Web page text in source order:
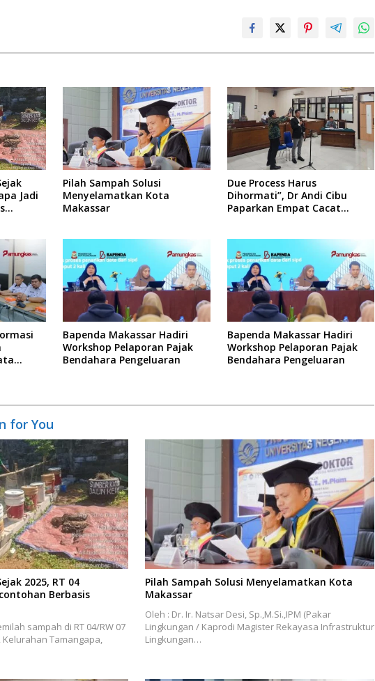
Jadi
Pilah Sampah Solusi
Menyelamatkan Kota
Makassar
Due Process Harus
Dihormati”, Dr Andi Cibu
Paparkan Empat Cacat
Bapenda Makassar Hadiri
Workshop Pelaporan Pajak
Bendahara Pengeluaran
Bapenda Makassar Hadiri
Workshop Pelaporan Pajak
Bendahara Pengeluaran
for You
2025, RT 04
Berbasis
sampah di RT 04/RW 07
Tamangapa,
Pilah Sampah Solusi Menyelamatkan Kota
Makassar
Oleh : Dr. Ir. Natsar Desi, Sp.,M.Si.,IPM (Pakar
Lingkungan / Kaprodi Magister Rekayasa Infrastruktur
Lingkungan…